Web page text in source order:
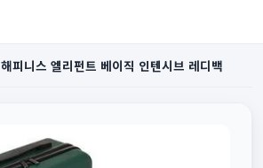
해피니스 엘리펀트 베이직 인텐시브 레디백